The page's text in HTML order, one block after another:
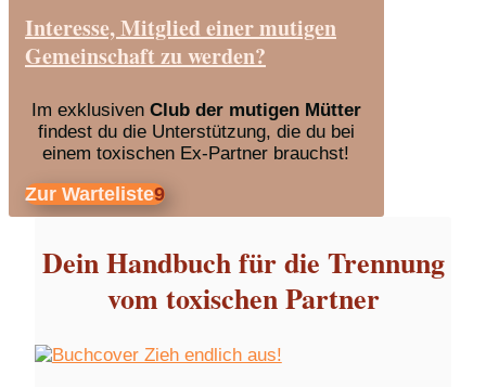
Interesse, Mitglied einer mutigen
Gemeinschaft zu werden?
Im exklusiven Club der mutigen Mütter
findest du die Unterstützung, die du bei
einem toxischen Ex-Partner brauchst!
Zur Warteliste
Dein Handbuch für die Trennung
vom toxischen Partner